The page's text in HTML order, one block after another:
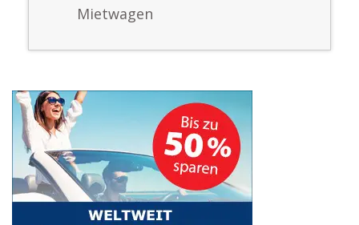
Mietwagen